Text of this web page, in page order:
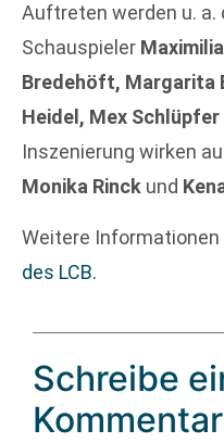
Auftreten werden u. a.
Schauspieler
Bredehöft, Margarita
Heidel, Mex Schlüpfer
Inszenierung wirken
Monika Rinck und
Weitere Informationen
des LCB.
Schreibe
Kommentar